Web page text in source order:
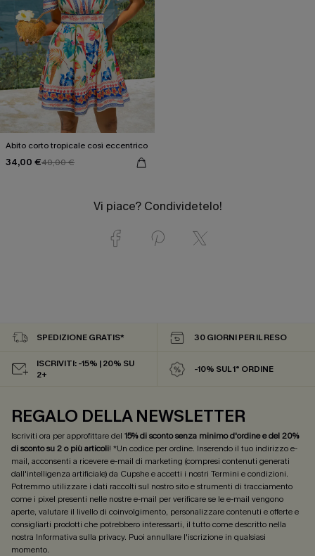
Abito corto tropicale così eccentrico
34,00 €40,00 €
Vi piace? Condividetelo!
SPEDIZIONE GRATIS* 30 GIORNI PER IL RESO
ISCRIVITI: -15% | 20% SU
2+
-10% SUL 1° ORDINE
REGALO DELLA NEWSLETTER
Iscriviti ora per approfittare del 15% di sconto senza minimo d'ordine e del 20%
di sconto su 2 o più articoli! *Un codice per ordine. Inserendo il tuo indirizzo e-
mail, acconsenti a ricevere e-mail di marketing (compresi contenuti generati
dall'intelligenza artificiale) da Cupshe e accetti i nostri Termini e condizioni.
Potremmo utilizzare i dati raccolti sul nostro sito e strumenti di tracciamento
come i pixel presenti nelle nostre e-mail per verificare se le e-mail vengono
aperte, valutare il livello di coinvolgimento, personalizzare contenuti e offerte e
consigliarti prodotti che potrebbero interessarti, il tutto come descritto nella
nostra Informativa sulla privacy. Puoi annullare l'iscrizione in qualsiasi
momento.